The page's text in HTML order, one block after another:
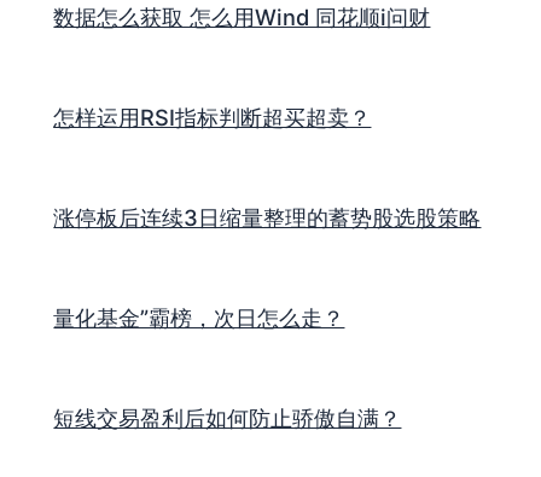
数据怎么获取 怎么用Wind 同花顺i问财
怎样运用RSI指标判断超买超卖？
涨停板后连续3日缩量整理的蓄势股选股策略
量化基金”霸榜，次日怎么走？
短线交易盈利后如何防止骄傲自满？